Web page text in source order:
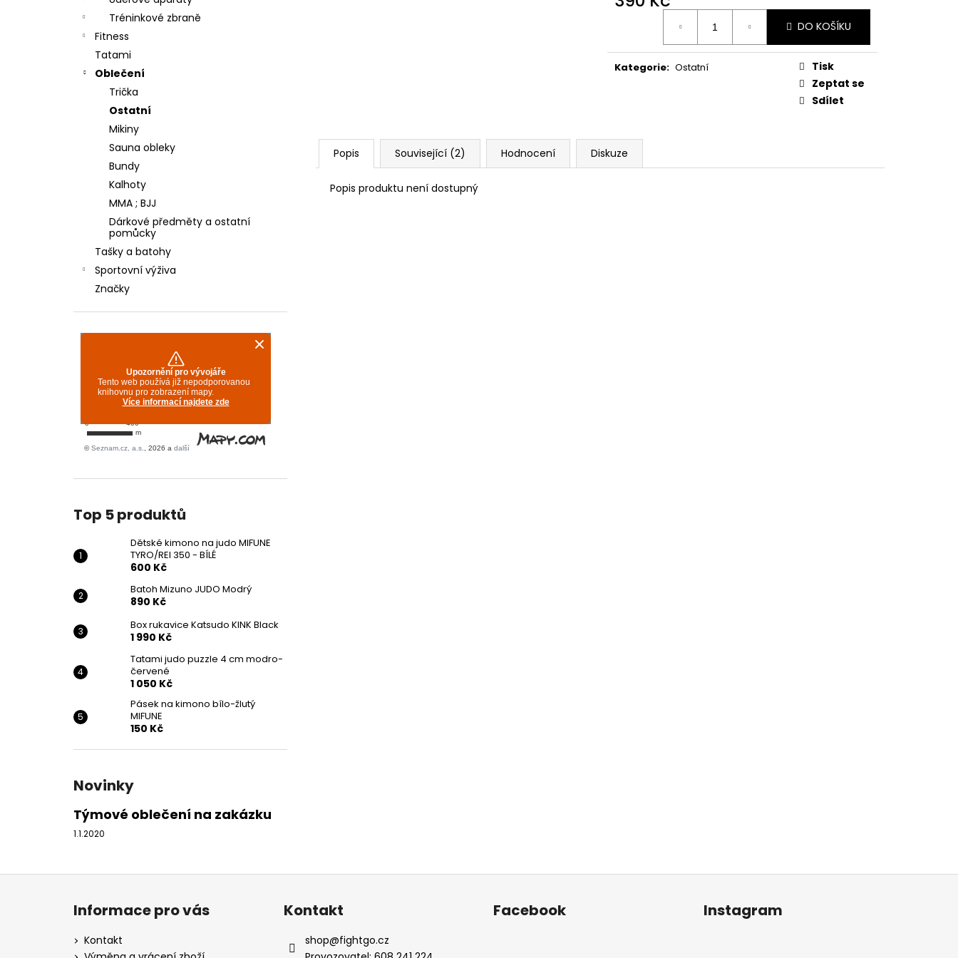
Tréninkové zbraně
Fitness
Tatami
Oblečení
Trička
Ostatní
Mikiny
Sauna obleky
Bundy
Kalhoty
MMA ; BJJ
Dárkové předměty a ostatní
pomůcky
Tašky a batohy
Sportovní výživa
Značky
Top 5 produktů
Dětské kimono na judo MIFUNE
TYRO/REI 350 - BÍLÉ
600 Kč
Batoh Mizuno JUDO Modrý
890 Kč
Box rukavice Katsudo KINK Black
1 990 Kč
Tatami judo puzzle 4 cm modro-
červené
1 050 Kč
Pásek na kimono bílo-žlutý
MIFUNE
150 Kč
Novinky
Týmové oblečení na zakázku
1.1.2020
DO KOŠÍKU
Kategorie: Ostatní
Tisk
Zeptat se
Sdílet
Popis Související (2) Hodnocení Diskuze
Popis produktu není dostupný
600 Kč
Z
Informace pro vás
Kontakt
Kontakt
shop@fightgo.cz
Facebook Instagram